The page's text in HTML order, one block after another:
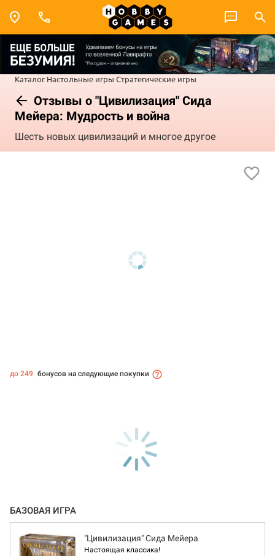
Каталог Настольные игры Стратегические игры
Отзывы о "Цивилизация" Сида
Мейера: Мудрость и война
Шесть новых цивилизаций и многое другое
до 249 бонусов на следующие покупки
БАЗОВАЯ ИГРА
"Цивилизация" Сида Мейера
Настоящая классика!